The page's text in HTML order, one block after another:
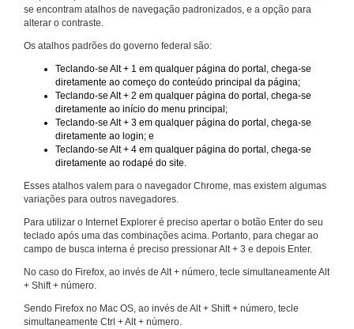
se encontram atalhos de navegação padronizados, e a opção para
alterar o contraste.
Os atalhos padrões do governo federal são:
Teclando-se Alt + 1 em qualquer página do portal, chega-se
diretamente ao começo do conteúdo principal da página;
Teclando-se Alt + 2 em qualquer página do portal, chega-se
diretamente ao início do menu principal;
Teclando-se Alt + 3 em qualquer página do portal, chega-se
diretamente ao login; e
Teclando-se Alt + 4 em qualquer página do portal, chega-se
diretamente ao rodapé do site.
Esses atalhos valem para o navegador Chrome, mas existem algumas
variações para outros navegadores.
Para utilizar o Internet Explorer é preciso apertar o botão Enter do seu
teclado após uma das combinações acima. Portanto, para chegar ao
campo de busca interna é preciso pressionar Alt + 3 e depois Enter.
No caso do Firefox, ao invés de Alt + número, tecle simultaneamente Alt
+ Shift + número.
Sendo Firefox no Mac OS, ao invés de Alt + Shift + número, tecle
simultaneamente Ctrl + Alt + número.